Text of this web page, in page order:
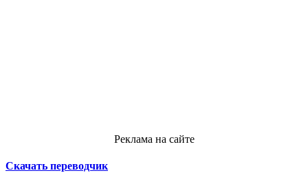
Реклама на сайте
Скачать переводчик